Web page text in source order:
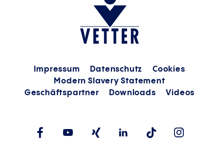
Impressum Datenschutz
Cookies
Modern Slavery Statement
Geschäftspartner
Downloads Videos